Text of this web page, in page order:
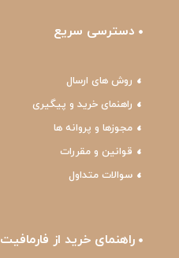
دسترسی سریع
روش های ارسال
راهنمای خرید و پیگیری
مجوزها و پروانه ها
قوانین و مقررات
سوالات متداول
راهنمای خرید از فارمافیت